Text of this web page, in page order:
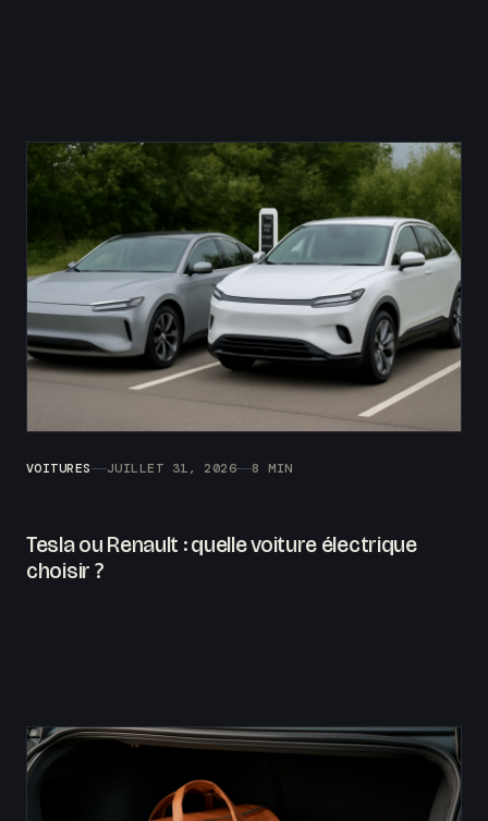
VOITURES JUILLET 31, 2026 8 MIN
Tesla ou Renault : quelle voiture électrique
choisir ?